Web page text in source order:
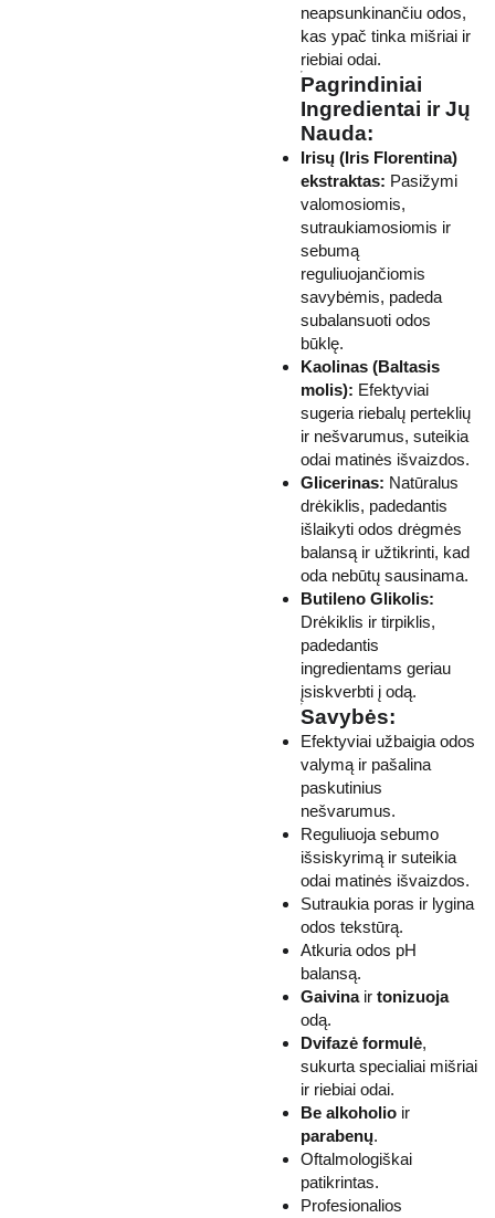
neapsunkinančiu odos,
kas ypač tinka mišriai ir
riebiai odai.
Pagrindiniai
Ingredientai ir Jų
Nauda:
Irisų (Iris Florentina)
ekstraktas: Pasižymi
valomosiomis,
sutraukiamosiomis ir
sebumą
reguliuojančiomis
savybėmis, padeda
subalansuoti odos
būklę.
Kaolinas (Baltasis
molis): Efektyviai
sugeria riebalų perteklių
ir nešvarumus, suteikia
odai matinės išvaizdos.
Glicerinas: Natūralus
drėkiklis, padedantis
išlaikyti odos drėgmės
balansą ir užtikrinti, kad
oda nebūtų sausinama.
Butileno Glikolis:
Drėkiklis ir tirpiklis,
padedantis
ingredientams geriau
įsiskverbti į odą.
Savybės:
Efektyviai užbaigia odos
valymą ir pašalina
paskutinius
nešvarumus.
Reguliuoja sebumo
išsiskyrimą ir suteikia
odai matinės išvaizdos.
Sutraukia poras ir lygina
odos tekstūrą.
Atkuria odos pH
balansą.
Gaivinair tonizuoja
odą.
Dvifazė formulė,
sukurta specialiai mišriai
ir riebiai odai.
Be alkoholio ir
parabenų.
Oftalmologiškai
patikrintas.
Profesionalios